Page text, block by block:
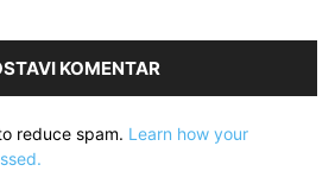
reduce spam. Learn how your